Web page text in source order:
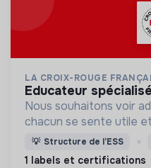
LA CROIX-ROUGE
educateur
Nous souhaitons voir
chacun se sente utile et
nous proposons des
d’engagement
💡 Structure de l’ESS
1 labels et certifications